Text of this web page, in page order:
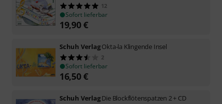
12
Sofort lieferbar
19,90€
Schuh VerlagOkta-la Klingende Insel
2
Sofort lieferbar
16,50€
Schuh VerlagDie Blockflötenspatzen 2 + CD